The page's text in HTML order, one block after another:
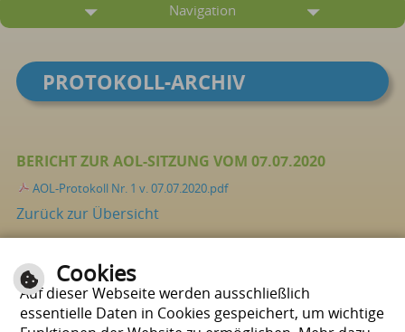
Navigation
PROTOKOLL-ARCHIV
BERICHT ZUR AOL-SITZUNG VOM 07.07.2020
AOL-Protokoll Nr. 1 v. 07.07.2020.pdf
Zurück zur Übersicht
Seite drucken
Cookies
Auf dieser Webseite werden ausschließlich
essentielle Daten in Cookies gespeichert, um wichtige